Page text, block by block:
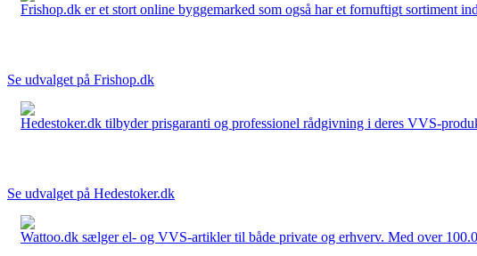
Frishop.dk er et stort online byggemarked som også har et fornuftigt sortiment
Se udvalget på Frishop.dk
Hedestoker.dk tilbyder prisgaranti og professionel rådgivning i deres VVS-
Se udvalget på Hedestoker.dk
Wattoo.dk sælger el- og VVS-artikler til både private og erhverv. Med over